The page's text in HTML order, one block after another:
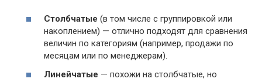
Столбчатые (в том числе с группировкой или
накоплением) — отлично подходят для сравнения
величин по категориям (например, продажи по
месяцам или по менеджерам).
Линейчатые — похожи на столбчатые, но